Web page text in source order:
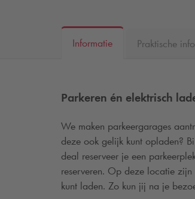
Informatie Praktische
Parkeren én elektrisch
We maken parkeergarages
deze ook gelijk kunt opladen?
deal reserveer je een
reserveren. Op deze locatie
kunt laden. Zo kun jij na je